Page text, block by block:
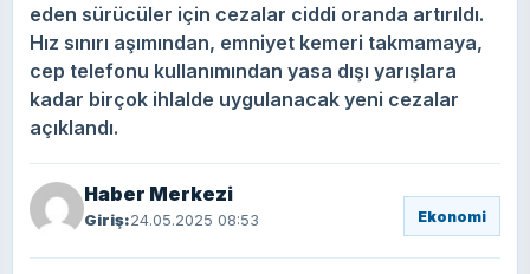
eden sürücüler için cezalar ciddi oranda artırıldı.
Hız sınırı aşımından, emniyet kemeri takmamaya,
cep telefonu kullanımından yasa dışı yarışlara
kadar birçok ihlalde uygulanacak yeni cezalar
açıklandı.
Haber Merkezi
Giriş:24.05.2025 08:53 Ekonomi